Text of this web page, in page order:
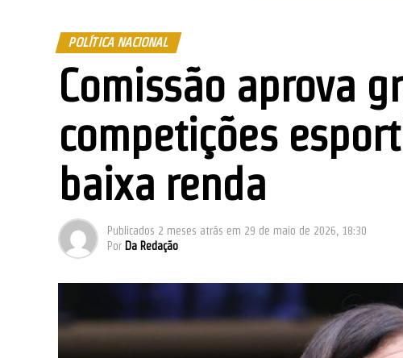
POLÍTICA NACIONAL
Comissão aprova
competições
baixa renda
Publicados 2 meses atrás em 29 de maio de 2026, 18:30
Por Da Redação